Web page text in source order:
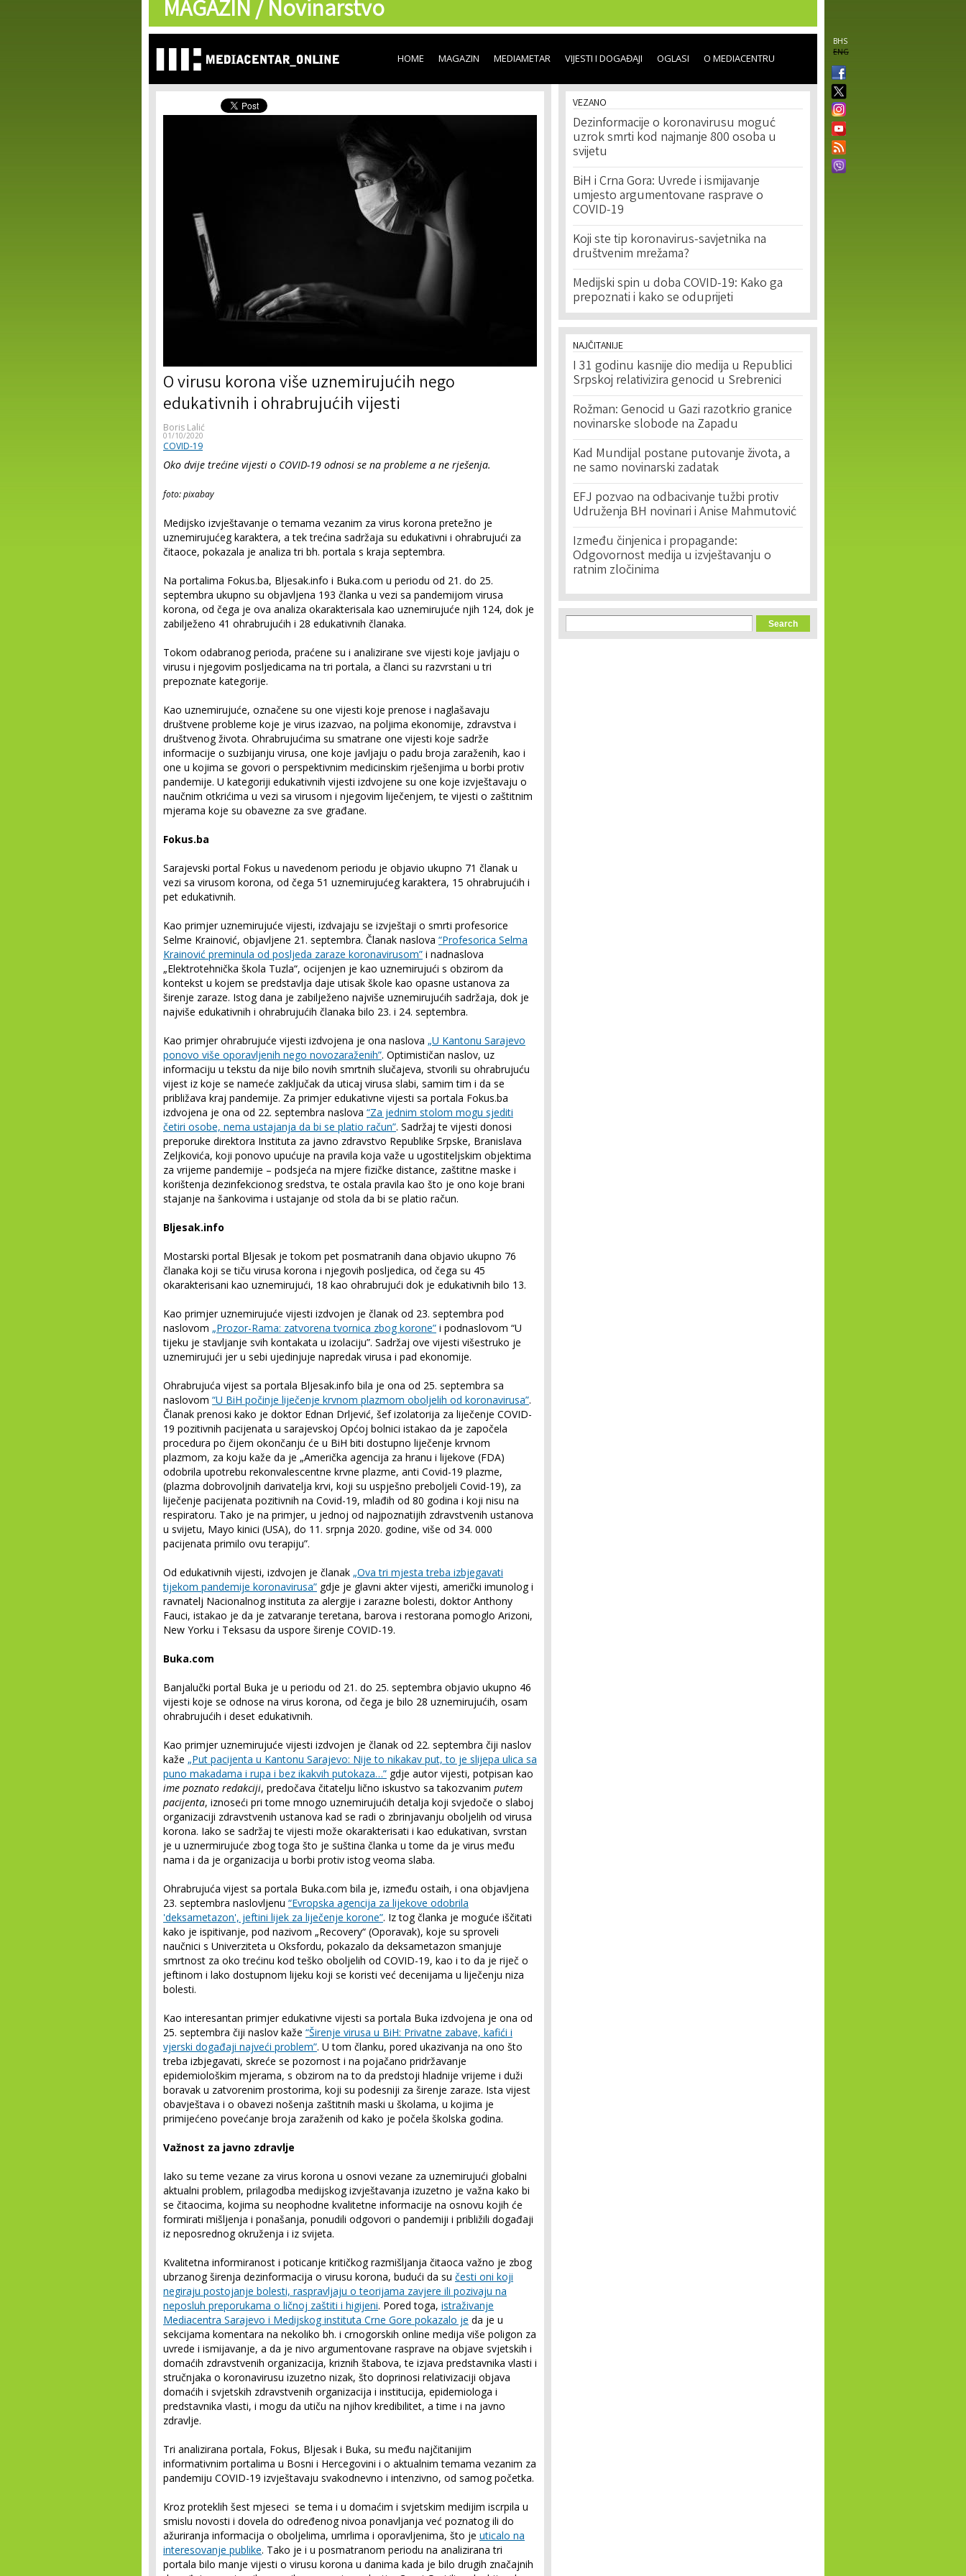
content
MAGAZIN /Novinarstvo
BHS
ENG
HOME MAGAZIN MEDIAMETAR VIJESTI I DOGAĐAJI OGLASI O MEDIACENTRU
O virusu korona više uznemirujućih nego
edukativnih i ohrabrujućih vijesti
Boris Lalić
01/10/2020
COVID-19
Oko dvije trećine vijesti o COVID-19 odnosi se na probleme a ne rješenja.
foto: pixabay
Medijsko izvještavanje o temama vezanim za virus korona pretežno je
uznemirujućeg karaktera, a tek trećina sadržaja su edukativni i ohrabrujući za
čitaoce, pokazala je analiza tri bh. portala s kraja septembra.
Na portalima Fokus.ba, Bljesak.info i Buka.com u periodu od 21. do 25.
septembra ukupno su objavljena 193 članka u vezi sa pandemijom virusa
korona, od čega je ova analiza okarakterisala kao uznemirujuće njih 124, dok je
zabilježeno 41 ohrabrujućih i 28 edukativnih članaka.
Tokom odabranog perioda, praćene su i analizirane sve vijesti koje javljaju o
virusu i njegovim posljedicama na tri portala, a članci su razvrstani u tri
prepoznate kategorije.
Kao uznemirujuće, označene su one vijesti koje prenose i naglašavaju
društvene probleme koje je virus izazvao, na poljima ekonomije, zdravstva i
društvenog života. Ohrabrujućima su smatrane one vijesti koje sadrže
informacije o suzbijanju virusa, one koje javljaju o padu broja zaraženih, kao i
one u kojima se govori o perspektivnim medicinskim rješenjima u borbi protiv
pandemije. U kategoriji edukativnih vijesti izdvojene su one koje izvještavaju o
naučnim otkrićima u vezi sa virusom i njegovim liječenjem, te vijesti o zaštitnim
mjerama koje su obavezne za sve građane.
Fokus.ba
Sarajevski portal Fokus u navedenom periodu je objavio ukupno 71 članak u
vezi sa virusom korona, od čega 51 uznemirujućeg karaktera, 15 ohrabrujućih i
pet edukativnih.
Kao primjer uznemirujuće vijesti, izdvajaju se izvještaji o smrti profesorice
Selme Krainović, objavljene 21. septembra. Članak naslova “Profesorica Selma
Krainović preminula od posljeda zaraze koronavirusom” i nadnaslova
„Elektrotehnička škola Tuzla“, ocijenjen je kao uznemirujući s obzirom da
kontekst u kojem se predstavlja daje utisak škole kao opasne ustanova za
širenje zaraze. Istog dana je zabilježeno najviše uznemirujućih sadržaja, dok je
najviše edukativnih i ohrabrujućih članaka bilo 23. i 24. septembra.
Kao primjer ohrabrujuće vijesti izdvojena je ona naslova „U Kantonu Sarajevo
ponovo više oporavljenih nego novozaraženih”. Optimističan naslov, uz
informaciju u tekstu da nije bilo novih smrtnih slučajeva, stvorili su ohrabrujuću
vijest iz koje se nameće zaključak da uticaj virusa slabi, samim tim i da se
približava kraj pandemije. Za primjer edukativne vijesti sa portala Fokus.ba
izdvojena je ona od 22. septembra naslova “Za jednim stolom mogu sjediti
četiri osobe, nema ustajanja da bi se platio račun”. Sadržaj te vijesti donosi
preporuke direktora Instituta za javno zdravstvo Republike Srpske, Branislava
Zeljkovića, koji ponovo upućuje na pravila koja važe u ugostiteljskim objektima
za vrijeme pandemije – podsjeća na mjere fizičke distance, zaštitne maske i
korištenja dezinfekcionog sredstva, te ostala pravila kao što je ono koje brani
stajanje na šankovima i ustajanje od stola da bi se platio račun.
Bljesak.info
Mostarski portal Bljesak je tokom pet posmatranih dana objavio ukupno 76
članaka koji se tiču virusa korona i njegovih posljedica, od čega su 45
okarakterisani kao uznemirujući, 18 kao ohrabrujući dok je edukativnih bilo 13.
Kao primjer uznemirujuće vijesti izdvojen je članak od 23. septembra pod
naslovom „Prozor-Rama: zatvorena tvornica zbog korone” i podnaslovom “U
tijeku je stavljanje svih kontakata u izolaciju”. Sadržaj ove vijesti višestruko je
uznemirujući jer u sebi ujedinjuje napredak virusa i pad ekonomije.
Ohrabrujuća vijest sa portala Bljesak.info bila je ona od 25. septembra sa
naslovom “U BiH počinje liječenje krvnom plazmom oboljelih od koronavirusa”.
Članak prenosi kako je doktor Ednan Drljević, šef izolatorija za liječenje COVID-
19 pozitivnih pacijenata u sarajevskoj Općoj bolnici istakao da je započela
procedura po čijem okončanju će u BiH biti dostupno liječenje krvnom
plazmom, za koju kaže da je „Američka agencija za hranu i lijekove (FDA)
odobrila upotrebu rekonvalescentne krvne plazme, anti Covid-19 plazme,
(plazma dobrovoljnih darivatelja krvi, koji su uspješno preboljeli Covid-19), za
liječenje pacijenata pozitivnih na Covid-19, mlađih od 80 godina i koji nisu na
respiratoru. Tako je na primjer, u jednoj od najpoznatijih zdravstvenih ustanova
u svijetu, Mayo kinici (USA), do 11. srpnja 2020. godine, više od 34. 000
pacijenata primilo ovu terapiju”.
Od edukativnih vijesti, izdvojen je članak „Ova tri mjesta treba izbjegavati
tijekom pandemije koronavirusa” gdje je glavni akter vijesti, američki imunolog i
ravnatelj Nacionalnog instituta za alergije i zarazne bolesti, doktor Anthony
Fauci, istakao je da je zatvaranje teretana, barova i restorana pomoglo Arizoni,
New Yorku i Teksasu da uspore širenje COVID-19.
Buka.com
Banjalučki portal Buka je u periodu od 21. do 25. septembra objavio ukupno 46
vijesti koje se odnose na virus korona, od čega je bilo 28 uznemirujućih, osam
ohrabrujućih i deset edukativnih.
Kao primjer uznemirujuće vijesti izdvojen je članak od 22. septembra čiji naslov
kaže „Put pacijenta u Kantonu Sarajevo: Nije to nikakav put, to je slijepa ulica sa
puno makadama i rupa i bez ikakvih putokaza…” gdje autor vijesti, potpisan kao
ime poznato redakciji, predočava čitatelju lično iskustvo sa takozvanim putem
pacijenta, iznoseći pri tome mnogo uznemirujućih detalja koji svjedoče o slaboj
organizaciji zdravstvenih ustanova kad se radi o zbrinjavanju oboljelih od virusa
korona. Iako se sadržaj te vijesti može okarakterisati i kao edukativan, svrstan
je u uznermirujuće zbog toga što je suština članka u tome da je virus među
nama i da je organizacija u borbi protiv istog veoma slaba.
Ohrabrujuća vijest sa portala Buka.com bila je, između ostaih, i ona objavljena
23. septembra naslovljenu “Evropska agencija za lijekove odobrila
'deksametazon', jeftini lijek za liječenje korone”. Iz tog članka je moguće iščitati
kako je ispitivanje, pod nazivom „Recovery“ (Oporavak), koje su sproveli
naučnici s Univerziteta u Oksfordu, pokazalo da deksametazon smanjuje
smrtnost za oko trećinu kod teško oboljelih od COVID-19, kao i to da je riječ o
jeftinom i lako dostupnom lijeku koji se koristi već decenijama u liječenju niza
bolesti.
Kao interesantan primjer edukativne vijesti sa portala Buka izdvojena je ona od
25. septembra čiji naslov kaže “Širenje virusa u BiH: Privatne zabave, kafići i
vjerski događaji najveći problem”. U tom članku, pored ukazivanja na ono što
treba izbjegavati, skreće se pozornost i na pojačano pridržavanje
epidemiološkim mjerama, s obzirom na to da predstoji hladnije vrijeme i duži
boravak u zatvorenim prostorima, koji su podesniji za širenje zaraze. Ista vijest
obavještava i o obavezi nošenja zaštitnih maski u školama, u kojima je
primijećeno povećanje broja zaraženih od kako je počela školska godina.
Važnost za javno zdravlje
Iako su teme vezane za virus korona u osnovi vezane za uznemirujući globalni
aktualni problem, prilagodba medijskog izvještavanja izuzetno je važna kako bi
se čitaocima, kojima su neophodne kvalitetne informacije na osnovu kojih će
formirati mišljenja i ponašanja, ponudili odgovori o pandemiji i približili događaji
iz neposrednog okruženja i iz svijeta.
Kvalitetna informiranost i poticanje kritičkog razmišljanja čitaoca važno je zbog
ubrzanog širenja dezinformacija o virusu korona, budući da su česti oni koji
negiraju postojanje bolesti, raspravljaju o teorijama zavjere ili pozivaju na
neposluh preporukama o ličnoj zaštiti i higijeni. Pored toga, istraživanje
Mediacentra Sarajevo i Medijskog instituta Crne Gore pokazalo je da je u
sekcijama komentara na nekoliko bh. i crnogorskih online medija više poligon za
uvrede i ismijavanje, a da je nivo argumentovane rasprave na objave svjetskih i
domaćih zdravstvenih organizacija, kriznih štabova, te izjava predstavnika vlasti i
stručnjaka o koronavirusu izuzetno nizak, što doprinosi relativizaciji objava
domaćih i svjetskih zdravstvenih organizacija i institucija, epidemiologa i
predstavnika vlasti, i mogu da utiču na njihov kredibilitet, a time i na javno
zdravlje.
Tri analizirana portala, Fokus, Bljesak i Buka, su među najčitanijim
informativnim portalima u Bosni i Hercegovini i o aktualnim temama vezanim za
pandemiju COVID-19 izvještavaju svakodnevno i intenzivno, od samog početka.
Kroz proteklih šest mjeseci se tema i u domaćim i svjetskim medijim iscrpila u
smislu novosti i dovela do određenog nivoa ponavljanja već poznatog ili do
ažuriranja informacija o oboljelima, umrlima i oporavljenima, što je uticalo na
interesovanje publike. Tako je i u posmatranom periodu na analizirana tri
portala bilo manje vijesti o virusu korona u danima kada je bilo drugih značajnih
VEZANO
Dezinformacije o koronavirusu moguć
uzrok smrti kod najmanje 800 osoba u
svijetu
BiH i Crna Gora: Uvrede i ismijavanje
umjesto argumentovane rasprave o
COVID-19
Koji ste tip koronavirus-savjetnika na
društvenim mrežama?
Medijski spin u doba COVID-19: Kako ga
prepoznati i kako se oduprijeti
NAJČITANIJE
I 31 godinu kasnije dio medija u Republici
Srpskoj relativizira genocid u Srebrenici
Rožman: Genocid u Gazi razotkrio granice
novinarske slobode na Zapadu
Kad Mundijal postane putovanje života, a
ne samo novinarski zadatak
EFJ pozvao na odbacivanje tužbi protiv
Udruženja BH novinari i Anise Mahmutović
Između činjenica i propagande:
Odgovornost medija u izvještavanju o
ratnim zločinima
Search form
Search